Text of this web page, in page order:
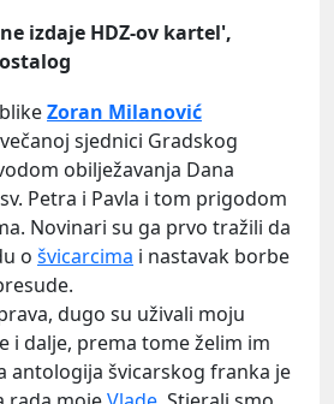
izdaje HDZ-ov kartel',
Zoran Milanović
sjednici Gradskog
obilježavanja Dana
Petra i Pavla i tom prigodom
Novinari su ga prvo tražili da
o švicarcima i nastavak borbe
dugo su uživali moju
i dalje, prema tome želim im
antologija švicarskog franka je